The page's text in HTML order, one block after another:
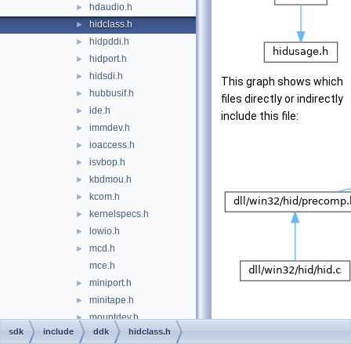
► hdaudio.h
► hidclass.h
► hidpddi.h
► hidport.h
► hidsdi.h
► hubbusif.h
► ide.h
► immdev.h
► ioaccess.h
► isvbop.h
► kbdmou.h
► kcom.h
► kernelspecs.h
► lowio.h
►
mcd.h
mce.h
► miniport.h
► minitape.h
► mountdev.h
► mountmgr.h
This graph shows which
files directly or indirectly
include this file:
sdk include ddk hidclass.h